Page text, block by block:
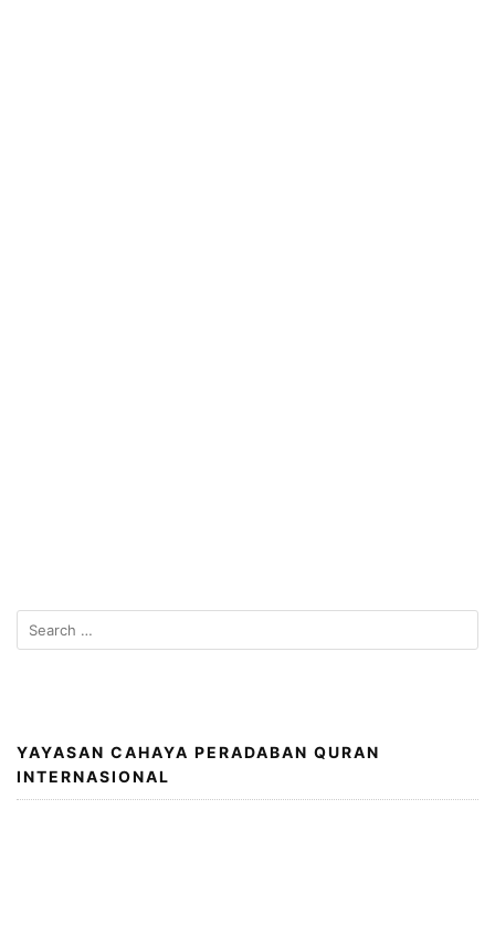
Search
for:
YAYASAN CAHAYA PERADABAN QURAN
INTERNASIONAL